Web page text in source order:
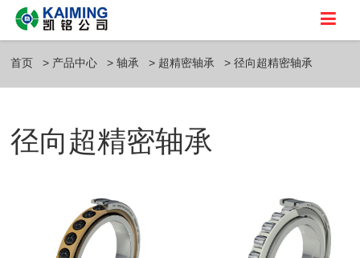
首页 产品中心 轴承 超精密轴承 径向超精密轴承
径向超精密轴承